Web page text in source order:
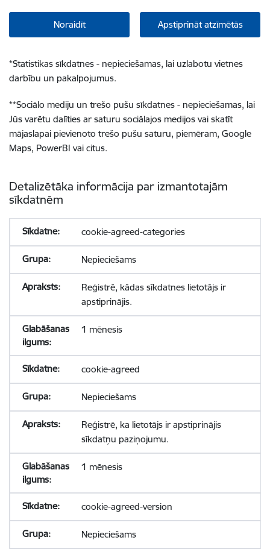
Noraidīt Apstiprināt atzīmētās
*Statistikas sīkdatnes - nepieciešamas, lai uzlabotu vietnes
darbību un pakalpojumus.
**Sociālo mediju un trešo pušu sīkdatnes - nepieciešamas, lai
Jūs varētu dalīties ar saturu sociālajos medijos vai skatīt
mājaslapai pievienoto trešo pušu saturu, piemēram, Google
Maps, PowerBI vai citus.
Detalizētāka informācija par izmantotajām
sīkdatnēm
cookie-agreed-categories
Nepieciešams
Reģistrē, kādas sīkdatnes lietotājs ir
apstiprinājis.
1 mēnesis
cookie-agreed
Nepieciešams
Reģistrē, ka lietotājs ir apstiprinājis
sīkdatņu paziņojumu.
1 mēnesis
cookie-agreed-version
Nepieciešams